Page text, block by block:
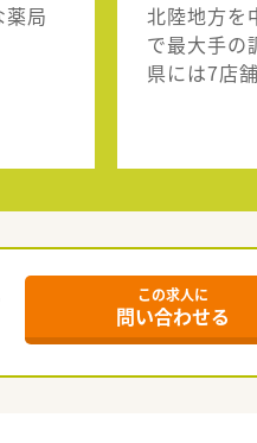
局
北陸地方を
で最大手の
県には7店
この求人に
問い合わせる